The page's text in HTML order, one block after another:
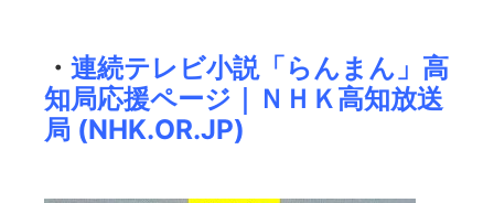
・ 連続テレビ小説「らんまん」高
知局応援ページ｜ＮＨＫ高知放送
局 (NHK.OR.JP)